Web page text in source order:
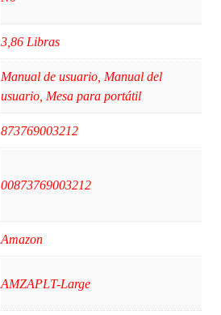
‎3,86 Libras
‎Manual de usuario, Manual del
usuario, Mesa para portátil
‎873769003212
‎00873769003212
‎Amazon
‎AMZAPLT-Large